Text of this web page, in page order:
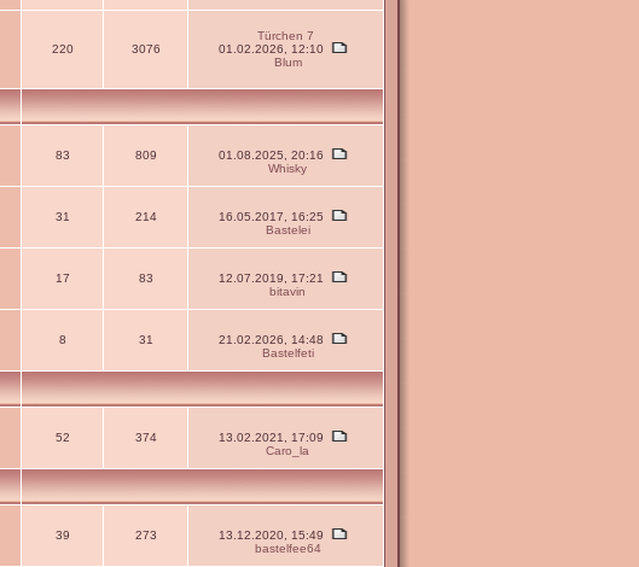
220 3076
Türchen 7
01.02.2026, 12:10
Blum
83 809
01.08.2025, 20:16
Whisky
31 214
16.05.2017, 16:25
Bastelei
17 83
12.07.2019, 17:21
bitavin
8 31
21.02.2026, 14:48
Bastelfeti
52 374
13.02.2021, 17:09
Caro_la
39 273
13.12.2020, 15:49
bastelfee64